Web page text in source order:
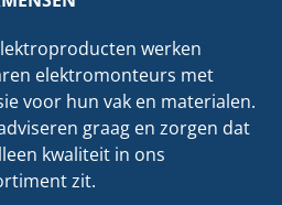
werken
elektromonteurs met
voor hun vak en materialen.
graag en zorgen dat
kwaliteit in ons
zit.